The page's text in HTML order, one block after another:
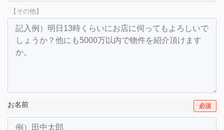
【その他】
お名前 必須